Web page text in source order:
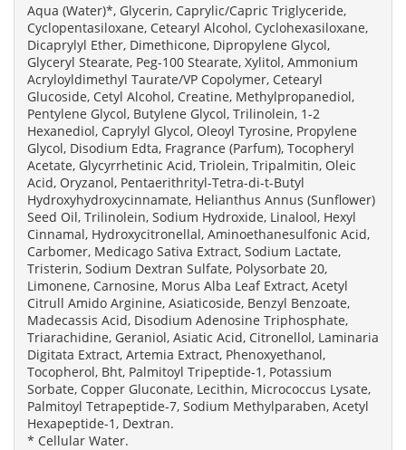
Aqua (Water)*, Glycerin, Caprylic/Capric Triglyceride,
Cyclopentasiloxane, Cetearyl Alcohol, Cyclohexasiloxane,
Dicaprylyl Ether, Dimethicone, Dipropylene Glycol,
Glyceryl Stearate, Peg-100 Stearate, Xylitol, Ammonium
Acryloyldimethyl Taurate/VP Copolymer, Cetearyl
Glucoside, Cetyl Alcohol, Creatine, Methylpropanediol,
Pentylene Glycol, Butylene Glycol, Trilinolein, 1-2
Hexanediol, Caprylyl Glycol, Oleoyl Tyrosine, Propylene
Glycol, Disodium Edta, Fragrance (Parfum), Tocopheryl
Acetate, Glycyrrhetinic Acid, Triolein, Tripalmitin, Oleic
Acid, Oryzanol, Pentaerithrityl-Tetra-di-t-Butyl
Hydroxyhydroxycinnamate, Helianthus Annus (Sunflower)
Seed Oil, Trilinolein, Sodium Hydroxide, Linalool, Hexyl
Cinnamal, Hydroxycitronellal, Aminoethanesulfonic Acid,
Carbomer, Medicago Sativa Extract, Sodium Lactate,
Tristerin, Sodium Dextran Sulfate, Polysorbate 20,
Limonene, Carnosine, Morus Alba Leaf Extract, Acetyl
Citrull Amido Arginine, Asiaticoside, Benzyl Benzoate,
Madecassis Acid, Disodium Adenosine Triphosphate,
Triarachidine, Geraniol, Asiatic Acid, Citronellol, Laminaria
Digitata Extract, Artemia Extract, Phenoxyethanol,
Tocopherol, Bht, Palmitoyl Tripeptide-1, Potassium
Sorbate, Copper Gluconate, Lecithin, Micrococcus Lysate,
Palmitoyl Tetrapeptide-7, Sodium Methylparaben, Acetyl
Hexapeptide-1, Dextran.
* Cellular Water.